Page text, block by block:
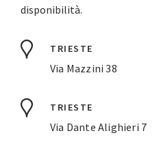
disponibilità.
TRIESTE
Via Mazzini 38
TRIESTE
Via Dante Alighieri 7